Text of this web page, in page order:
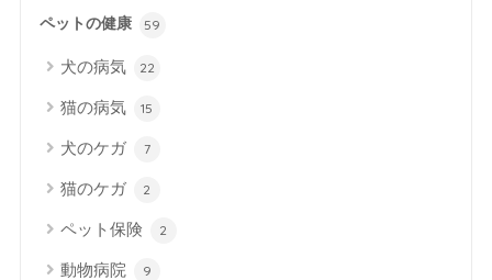
ペットの健康 59
犬の病気 22
猫の病気 15
犬のケガ 7
猫のケガ 2
ペット保険 2
動物病院 9